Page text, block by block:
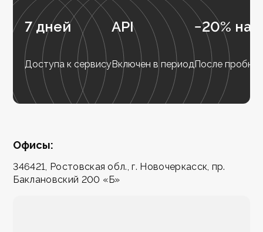
7 дней
Доступа к сервису
API
Включен в период
−20% на
После
Офисы:
346421, Ростовская обл., г. Новочеркасск, пр.
Баклановский 200 «Б»